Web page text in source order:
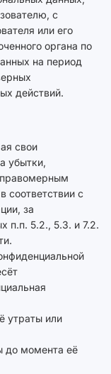
с
или его
органа по
на период
действий.
свои
убытки,
соответствии с
за
п.п. 5.2., 5.3. и 7.2.
утраты или
до момента её